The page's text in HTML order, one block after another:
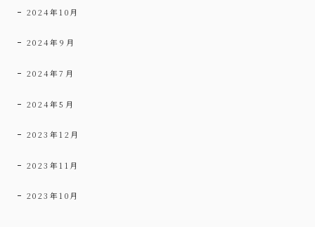
2024年10月
2024年9月
2024年7月
2024年5月
2023年12月
2023年11月
2023年10月